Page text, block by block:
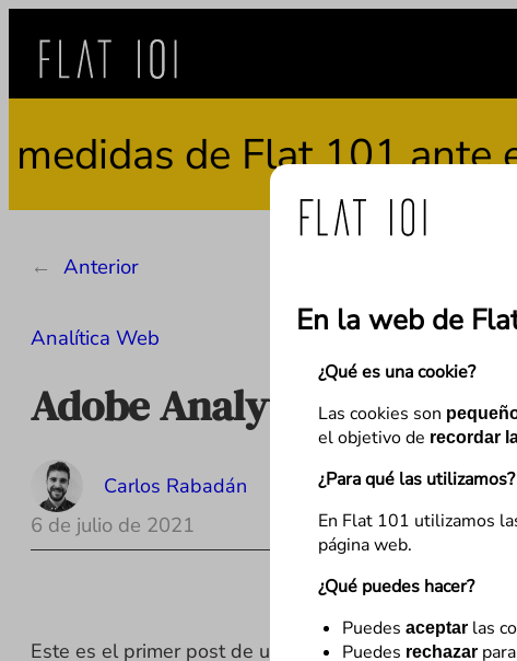
En la web de
¿Qué es una cookie?
Las cookies son
el objetivo de recordar
¿Para qué las utilizamos?
En Flat 101 utilizamos
página web.
¿Qué puedes hacer?
Puedes aceptar las
Puedes rechazar
contenido
de Flat 101 ante el
← Anterior
Analítica Web
Adobe Analytics en
Carlos Rabadán
6 de julio de 2021
Este es el primer post de una serie que lanzamos